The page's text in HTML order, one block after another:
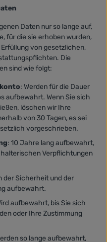
Daten nur so lange auf,
für die sie erhoben wurden,
von gesetzlichen,
Die
sind wie folgt:
: Werden für die Dauer
aufbewahrt. Wenn Sie sich
löschen wir Ihre
von 30 Tagen, es sei
vorgeschrieben.
: 10 Jahre lang aufbewahrt,
Verpflichtungen
der Sicherheit und der
aufbewahrt.
aufbewahrt, bis Sie sich
oder Ihre Zustimmung
so lange aufbewahrt,